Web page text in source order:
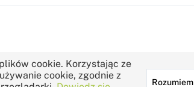
cookie. Korzystając ze
cookie, zgodnie z
Rozumiem